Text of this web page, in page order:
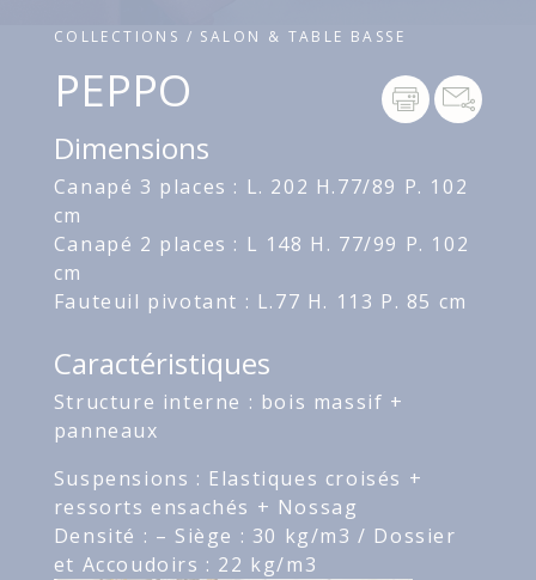
COLLECTIONS / SALON & TABLE BASSE
PEPPO
Dimensions
Canapé 3 places : L. 202 H.77/89 P. 102
cm
Canapé 2 places : L 148 H. 77/99 P. 102
cm
Fauteuil pivotant : L.77 H. 113 P. 85 cm
Caractéristiques
Structure interne : bois massif +
panneaux
Suspensions : Elastiques croisés +
ressorts ensachés + Nossag
Densité : – Siège : 30 kg/m3 / Dossier
et Accoudoirs : 22 kg/m3